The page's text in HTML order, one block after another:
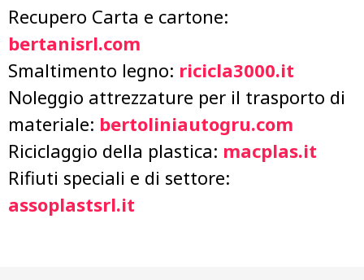
Recupero Carta e cartone:
bertanisrl.com
Smaltimento legno: ricicla3000.it
Noleggio attrezzature per il trasporto di
materiale: bertoliniautogru.com
Riciclaggio della plastica: macplas.it
Rifiuti speciali e di settore:
assoplastsrl.it